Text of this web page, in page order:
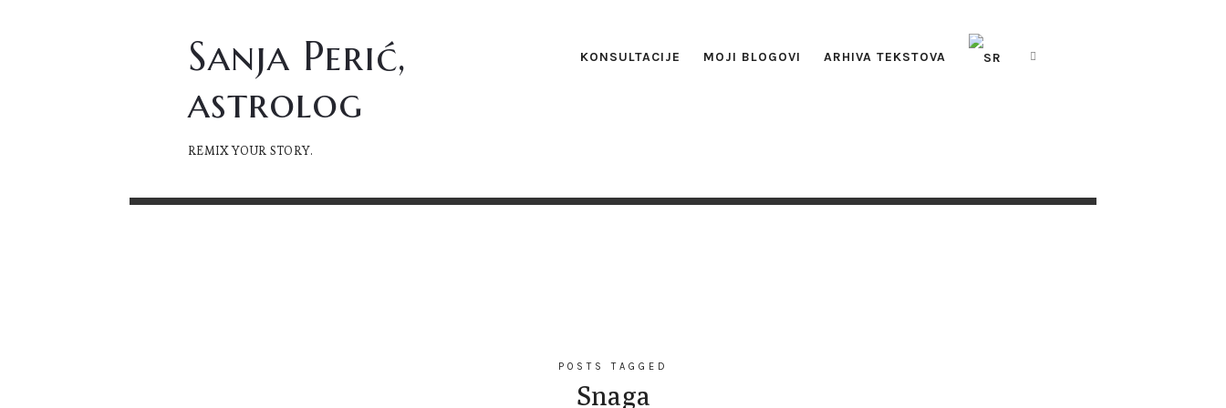
KONSULTACIJE MOJI BLOGOVI ARHIVA TEKSTOVA
Sanja
Perić,
astrolog
Sanja Perić,
astrolog
REMIX YOUR STORY.
POSTS TAGGED
Snaga